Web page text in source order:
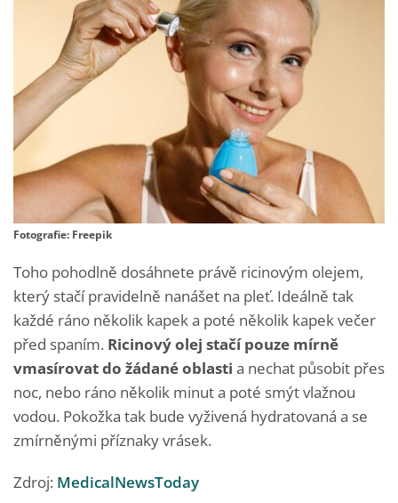
Fotografie: Freepik
Toho pohodlně dosáhnete právě ricinovým olejem,
který stačí pravidelně nanášet na pleť. Ideálně tak
každé ráno několik kapek a poté několik kapek večer
před spaním. Ricinový olej stačí pouze mírně
vmasírovat do žádané oblasti a nechat působit přes
noc, nebo ráno několik minut a poté smýt vlažnou
vodou. Pokožka tak bude vyživená hydratovaná a se
zmírněnými příznaky vrásek.
Zdroj: MedicalNewsToday